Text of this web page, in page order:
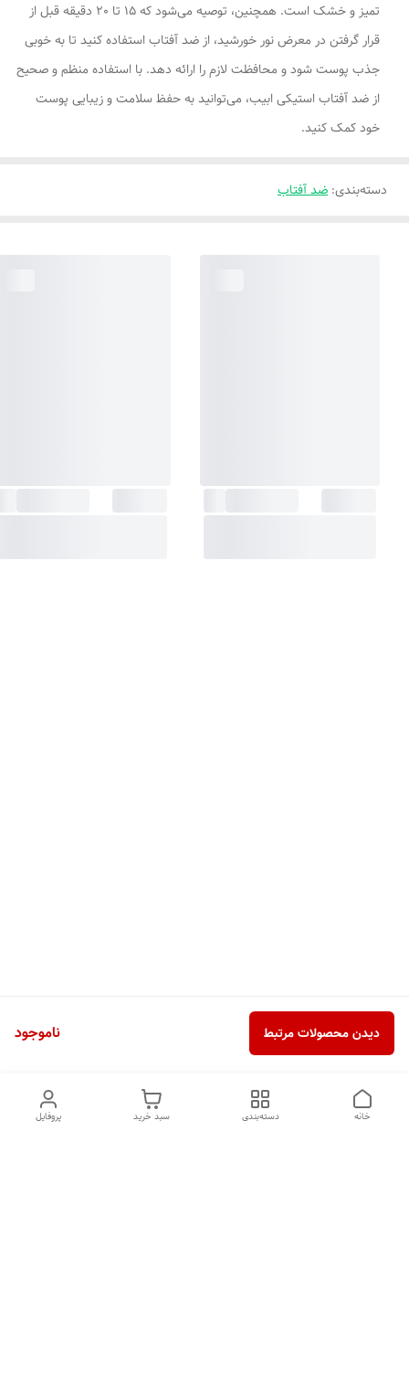
ناموجود دیدن محصولات مرتبط
تمیز و خشک است. همچنین، توصیه می‌شود که 15 تا 20 دقیقه قبل از
قرار گرفتن در معرض نور خورشید، از ضد آفتاب استفاده کنید تا به خوبی
جذب پوست شود و محافظت لازم را ارائه دهد. با استفاده منظم و صحیح
از ضد آفتاب استیکی ابیب، می‌توانید به حفظ سلامت و زیبایی پوست
خود کمک کنید.
دسته‌بندی: ضد آفتاب
پروفایل سبد خرید دسته‌بندی خانه